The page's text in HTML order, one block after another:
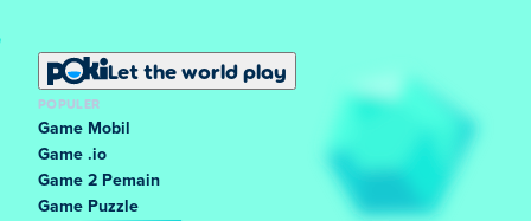
Let the world play
POPULER
Game Mobil
Game .io
Game 2 Pemain
Game Puzzle